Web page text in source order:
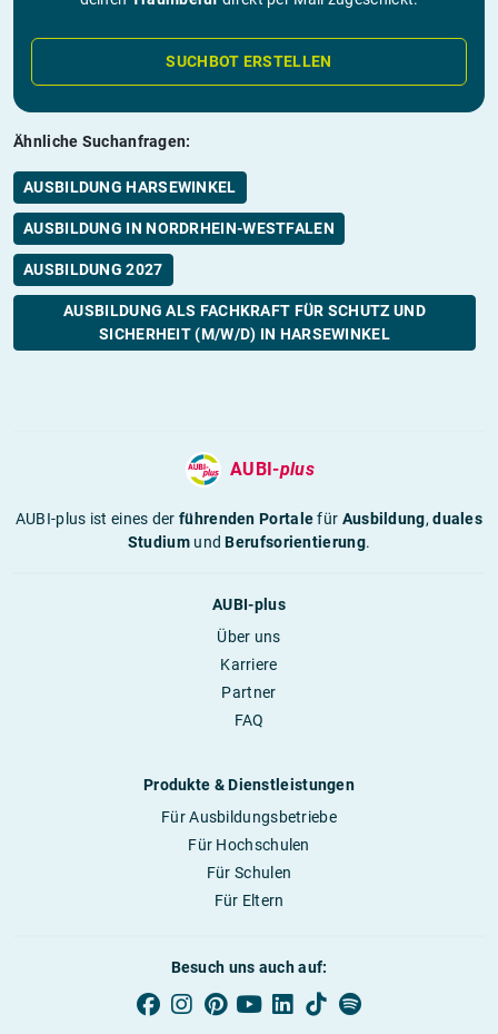
SUCHBOT ERSTELLEN
Ähnliche Suchanfragen:
AUSBILDUNG HARSEWINKEL
AUSBILDUNG IN NORDRHEIN-WESTFALEN
AUSBILDUNG 2027
AUSBILDUNG ALS FACHKRAFT FÜR SCHUTZ UND
SICHERHEIT (M/W/D) IN HARSEWINKEL
AUBI-plus
AUBI-plus ist eines derführenden Portalefür Ausbildung,duales
StudiumundBerufsorientierung.
AUBI-plus
Über uns
Karriere
Partner
FAQ
Produkte & Dienstleistungen
Für Ausbildungsbetriebe
Für Hochschulen
Für Schulen
Für Eltern
Besuch uns auch auf: